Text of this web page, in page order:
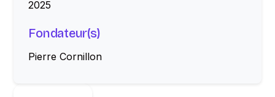
2025
Fondateur(s)
Pierre Cornillon